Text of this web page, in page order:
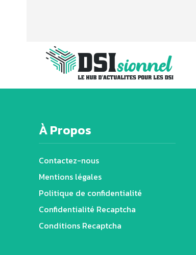
À Propos
Contactez-nous
Mentions légales
Politique de confidentialité
Confidentialité Recaptcha
Conditions Recaptcha